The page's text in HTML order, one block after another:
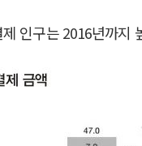
인구는 2016년까지